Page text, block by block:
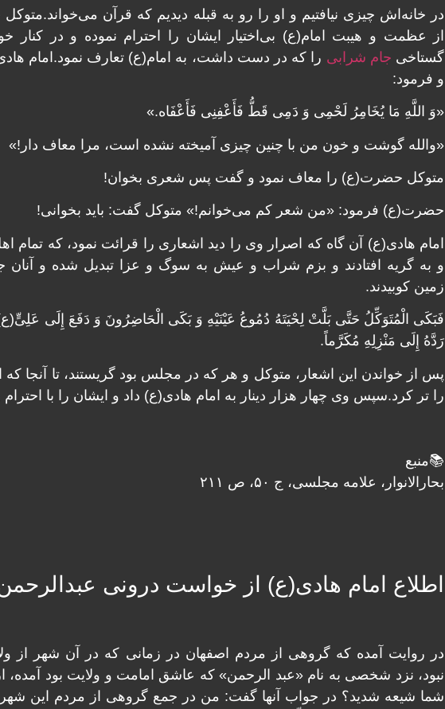
در خانه‌اش چیزى نیافتیم و او را رو به قبله دیدیم که قرآن مى‌خواند.متوکل
از عظمت و هیبت امام(ع) بى‌اختیار ایشان را احترام نموده و در کنار
گستاخى جام شرابى را که در دست داشت، به امام(ع) تعارف نمود.امام
و فرمود:
«وَ اللَّهِ مَا یُخَامِرُ لَحْمِی وَ دَمِی قَطُّ فَأَعْفِنِی فَأَعْفَاه.»
«والله گوشت و خون من با چنین چیزى آمیخته نشده است، مرا معاف دار!»
متوکل حضرت(ع) را معاف نمود و گفت پس شعرى بخوان!
حضرت(ع) فرمود: «من شعر کم مى‌خوانم!» متوکل گفت: باید بخوانى!
امام هادى(ع) آن گاه که اصرار وى را دید اشعارى را قرائت نمود، که تمام
و به گریه افتادند و بزم شراب و عیش به سوگ و عزا تبدیل شده و آنان
زمین کوبیدند.
فَبَکَى الْمُتَوَکِّلُ حَتَّى بَلَّتْ لِحْیَتَهُ دُمُوعُ عَیْنَیْهِ وَ بَکَى الْحَاضِرُونَ وَ دَفَعَ إِلَى عَلِیٍّ(ع)
رَدَّهُ إِلَى مَنْزِلِهِ مُکَرَّماً.
پس از خواندن این اشعار، متوکل و هر که در مجلس بود گریستند، تا آنجا
را تر کرد.سپس وی چهار هزار دینار به امام هادی(ع) داد و ایشان را با
📚منبع
بحارالانوار، علامه مجلسی، ج ۵۰، ص ۲۱۱
اطلاع امام هادی(ع) از خواست درونی
در روایت آمده که گروهی از مردم اصفهان در زمانی که در آن شهر از
نبود، نزد شخصی به نام «عبد الرحمن» که عاشق امامت و ولایت بود آمده،
شما شیعه شدید؟ در جواب آنها گفت: من در جمع گروهی از مردم این شهر